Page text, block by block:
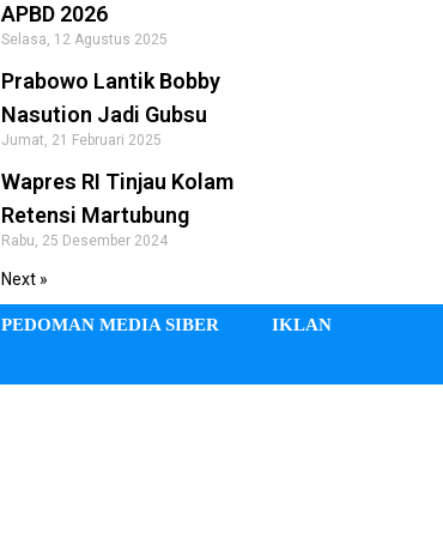
APBD 2026
Selasa, 12 Agustus 2025
Prabowo Lantik Bobby
Nasution Jadi Gubsu
Jumat, 21 Februari 2025
Wapres RI Tinjau Kolam
Retensi Martubung
Rabu, 25 Desember 2024
Next »
PEDOMAN MEDIA SIBER IKLAN